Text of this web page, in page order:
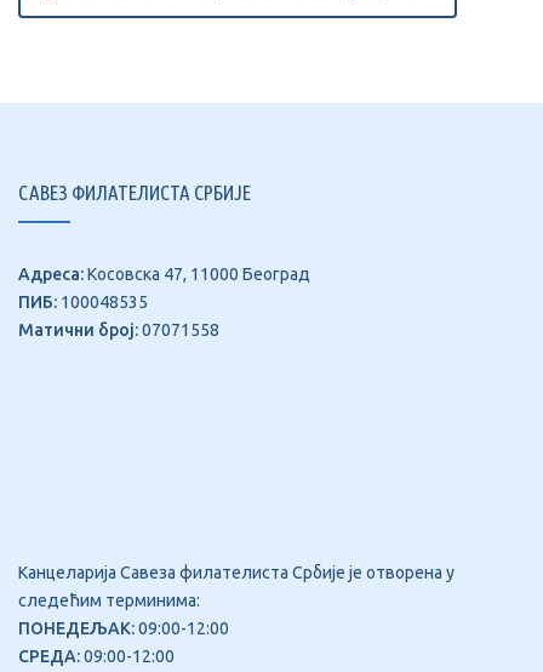
САВЕЗ ФИЛАТЕЛИСТА СРБИЈЕ
Адреса:Косовска 47, 11000 Београд
ПИБ: 100048535
Матични број:07071558
Канцеларија Савеза филателиста Србије је отворена у
следећим терминима:
ПОНЕДЕЉАК:09:00-12:00
СРЕДА:09:00-12:00